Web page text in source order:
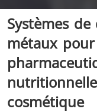
THS/FBB
THS/MBB
Systèmes
métaux
cosmétique